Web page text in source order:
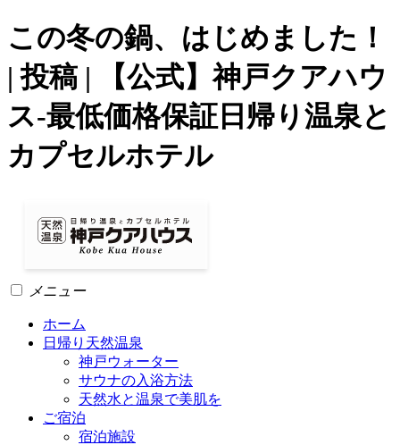
この冬の鍋、はじめました！
| 投稿 | 【公式】神戸クアハウ
ス-最低価格保証日帰り温泉と
カプセルホテル
メニュー
ホーム
日帰り天然温泉
神戸ウォーター
サウナの入浴方法
天然水と温泉で美肌を
ご宿泊
宿泊施設